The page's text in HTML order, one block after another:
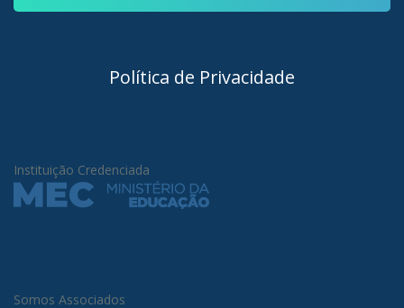
Política de Privacidade
Instituição Credenciada
Somos Associados